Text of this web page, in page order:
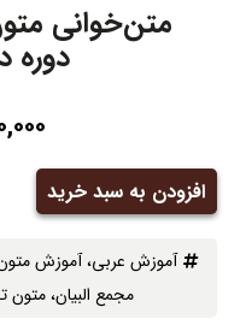
متن‌خوانی
دوره
متن‌خوانی
تخصصی
افزودن به سبد خرید
آموزش عربی، ‌آموزش
مجمع البیان، ‌